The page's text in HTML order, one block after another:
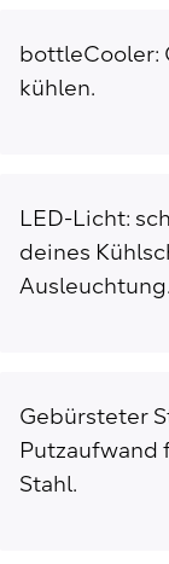
bottleCooler:
kühlen.
LED-Licht:
deines
Ausleuchtung.
Gebürsteter
Putzaufwand
Stahl.